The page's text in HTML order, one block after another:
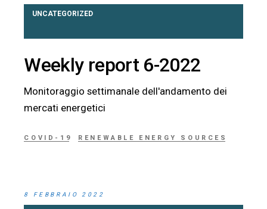
UNCATEGORIZED
Weekly report 6-2022
Monitoraggio settimanale dell'andamento dei
mercati energetici
COVID-19 RENEWABLE ENERGY SOURCES
8 FEBBRAIO 2022